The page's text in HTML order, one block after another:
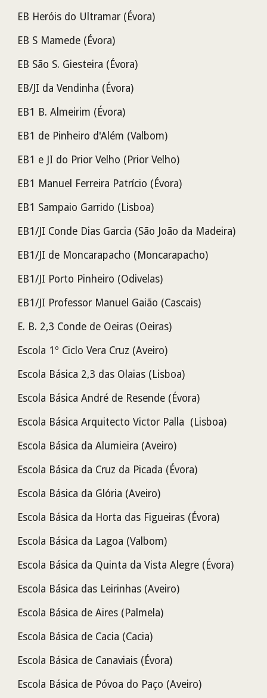
EB Heróis do Ultramar (Évora)
EB S Mamede (Évora)
EB São S. Giesteira (Évora)
EB/JI da Vendinha (Évora)
EB1 B. Almeirim (Évora)
EB1 de Pinheiro d'Além (Valbom)
EB1 e JI do Prior Velho (Prior Velho)
EB1 Manuel Ferreira Patrício (Évora)
EB1 Sampaio Garrido (Lisboa)
EB1/JI Conde Dias Garcia (São João da Madeira)
EB1/JI de Moncarapacho (Moncarapacho)
EB1/JI Porto Pinheiro (Odivelas)
EB1/JI Professor Manuel Gaião (Cascais)
E. B. 2,3 Conde de Oeiras (Oeiras)
Escola 1º Ciclo Vera Cruz (Aveiro)
Escola Básica 2,3 das Olaias (Lisboa)
Escola Básica André de Resende (Évora)
Escola Básica Arquitecto Victor Palla (Lisboa)
Escola Básica da Alumieira (Aveiro)
Escola Básica da Cruz da Picada (Évora)
Escola Básica da Glória (Aveiro)
Escola Básica da Horta das Figueiras (Évora)
Escola Básica da Lagoa (Valbom)
Escola Básica da Quinta da Vista Alegre (Évora)
Escola Básica das Leirinhas (Aveiro)
Escola Básica de Aires (Palmela)
Escola Básica de Cacia (Cacia)
Escola Básica de Canaviais (Évora)
Escola Básica de Póvoa do Paço (Aveiro)